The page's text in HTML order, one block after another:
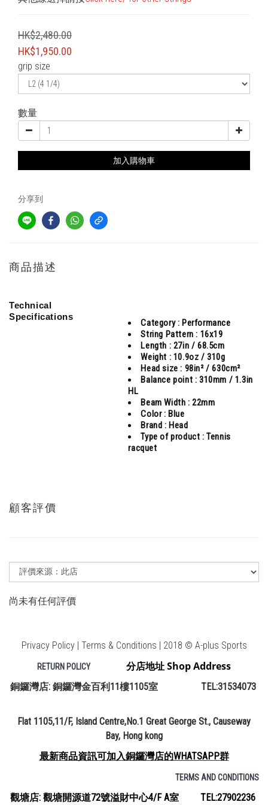
HK$2,480.00
HK$1,950.00
grip size
數量
加入購物車
分享到
商品描述
Technical
Specifications
Category : Performance
String Pattern : 16x19
Length : 27in / 68.5cm
Weight : 10.9oz / 310g
Head size : 98in² / 630cm²
Balance point : 310mm / 1.3in
HL
Beam Width :22mm
Color : Blue
Brand : Head
Type of product :Tennis
racquet
顧客評價
尚未有任何評價
Privacy Policy | Terms & Conditions | 2018 © A-plus Sports
RETURN POLICY 分店地址 Shop Address
銅鑼灣店: 銅鑼灣金百利11樓1105室 TEL:31534073
Flat 1105,11/F, Island Centre,No.1 Great George St., Causeway
Bay, Hong kong
最新商品資訊可加入銅鑼灣店的WHATSAPP群
TERMS AND CONDITIONS
觀塘店: 觀塘開源道72號溢財中心4/F A室 TEL:27902236